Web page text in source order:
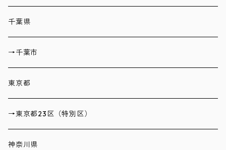
千葉県
→千葉市
東京都
→東京都23区（特別区）
神奈川県